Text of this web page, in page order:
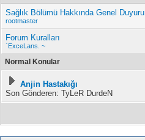
Sağlık Bölümü Hakkında Genel Duyuru
rootmaster
Forum Kuralları
`ExceLans. ~
Normal Konular
Anjin Hastakığı
Son Gönderen: TyLeR DurdeN